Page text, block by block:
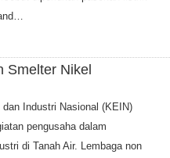
Smelter Nikel
Industri Nasional (KEIN)
pengusaha dalam
di Tanah Air. Lembaga non